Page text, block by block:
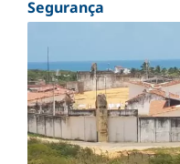
Segurança